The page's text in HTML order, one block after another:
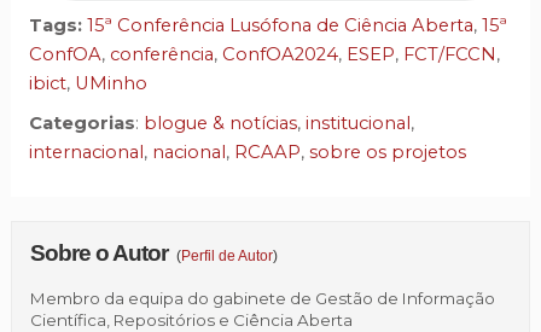
Tags: 15ª Conferência Lusófona de Ciência Aberta, 15ª
ConfOA, conferência, ConfOA2024, ESEP, FCT/FCCN,
ibict, UMinho
Categorias: blogue & notícias, institucional,
internacional, nacional, RCAAP, sobre os projetos
Sobre o Autor (Perfil de Autor)
Membro da equipa do gabinete de Gestão de Informação
Científica, Repositórios e Ciência Aberta